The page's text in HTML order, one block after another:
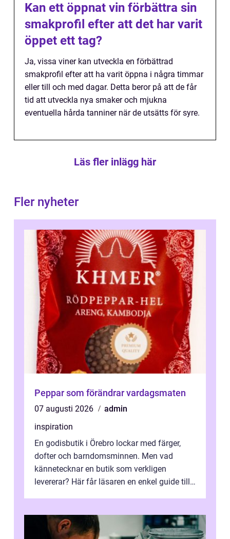
Kan ett öppnat vin förbättra sin
smakprofil efter att det har varit
öppet ett tag?
Ja, vissa viner kan utveckla en förbättrad
smakprofil efter att ha varit öppna i några timmar
eller till och med dagar. Detta beror på att de får
tid att utveckla nya smaker och mjukna
eventuella hårda tanniner när de utsätts för syre.
Läs fler inlägg här
Fler nyheter
Peppar som förändrar vardagsmaten
07 augusti 2026
admin
inspiration
En godisbutik i Örebro lockar med färger,
dofter och barndomsminnen. Men vad
kännetecknar en butik som verkligen
levererar? Här får läsaren en enkel guide till